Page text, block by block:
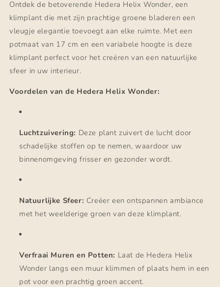
Ontdek de betoverende Hedera Helix Wonder, een
klimplant die met zijn prachtige groene bladeren een
vleugje elegantie toevoegt aan elke ruimte. Met een
potmaat van 17 cm en een variabele hoogte is deze
klimplant perfect voor het creëren van een natuurlijke
sfeer in uw interieur.
Voordelen van de Hedera Helix Wonder:
Luchtzuivering: Deze plant zuivert de lucht door
schadelijke stoffen op te nemen, waardoor uw
binnenomgeving frisser en gezonder wordt.
Natuurlijke Sfeer: Creëer een ontspannen ambiance
met het weelderige groen van deze klimplant.
Verfraai Muren en Potten: Laat de Hedera Helix
Wonder langs een muur klimmen of plaats hem in een
pot voor een prachtig groen accent.